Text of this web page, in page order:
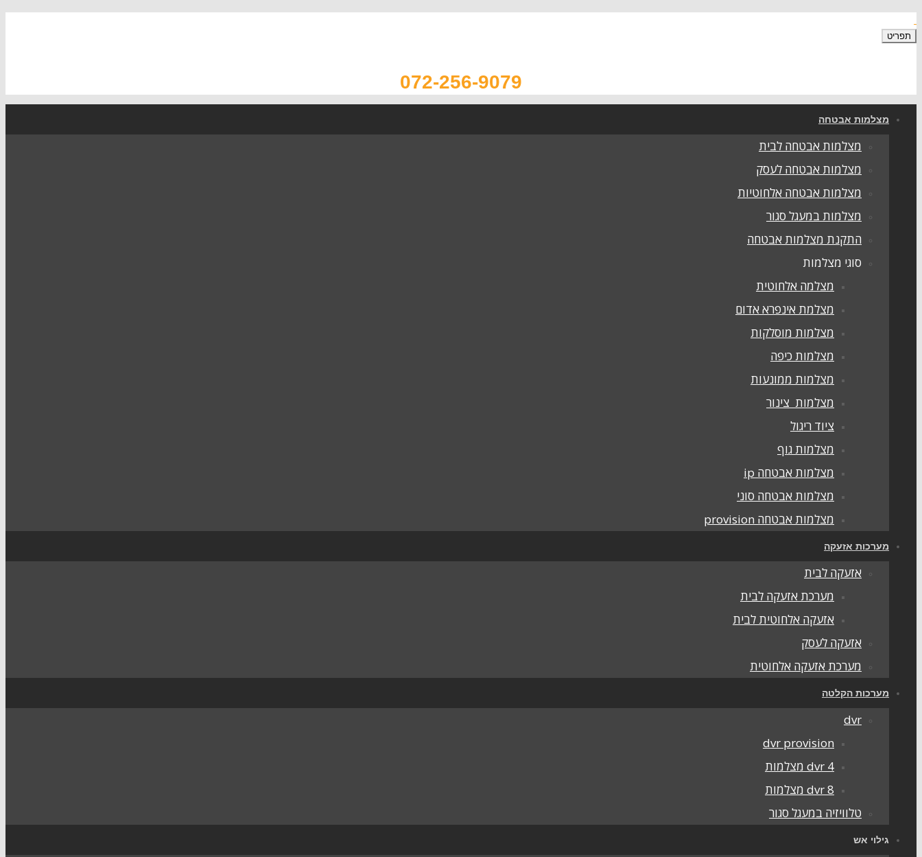
תפריט
072-256-9079
מצלמות אבטחה
מצלמות אבטחה לבית
מצלמות אבטחה לעסק
מצלמות אבטחה אלחוטיות
מצלמות במעגל סגור
התקנת מצלמות אבטחה
סוגי מצלמות
מצלמה אלחוטית
מצלמת אינפרא אדום
מצלמות מוסלקות
מצלמות כיפה
מצלמות ממונעות
מצלמות צינור
ציוד ריגול
מצלמות גוף
מצלמות אבטחה ip
מצלמות אבטחה סוני
מצלמות אבטחה provision
מערכות אזעקה
אזעקה לבית
מערכת אזעקה לבית
אזעקה אלחוטית לבית
אזעקה לעסק
מערכת אזעקה אלחוטית
מערכות הקלטה
dvr
dvr provision
dvr 4 מצלמות
dvr 8 מצלמות
טלוויזיה במעגל סגור
גילוי אש